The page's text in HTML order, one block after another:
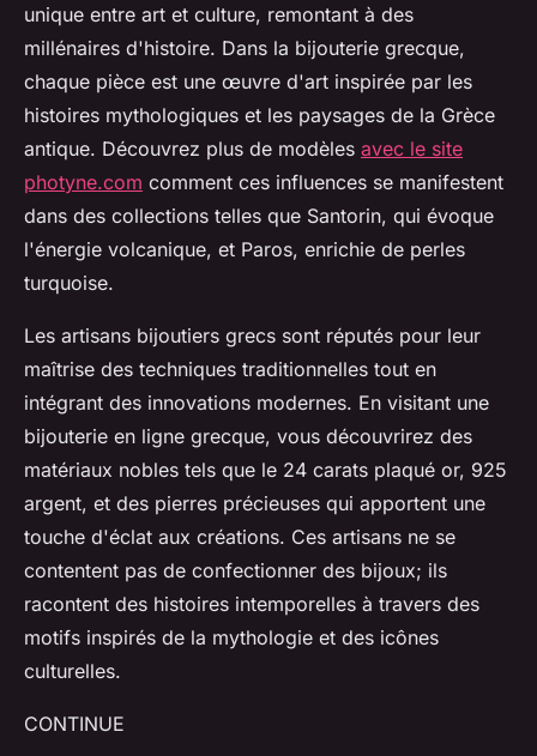
unique entre art et culture, remontant à des
millénaires d'histoire. Dans la bijouterie grecque,
chaque pièce est une œuvre d'art inspirée par les
histoires mythologiques et les paysages de la Grèce
antique. Découvrez plus de modèles avec le site
photyne.com comment ces influences se manifestent
dans des collections telles que Santorin, qui évoque
l'énergie volcanique, et Paros, enrichie de perles
turquoise.
Les artisans bijoutiers grecs sont réputés pour leur
maîtrise des techniques traditionnelles tout en
intégrant des innovations modernes. En visitant une
bijouterie en ligne grecque, vous découvrirez des
matériaux nobles tels que le 24 carats plaqué or, 925
argent, et des pierres précieuses qui apportent une
touche d'éclat aux créations. Ces artisans ne se
contentent pas de confectionner des bijoux; ils
racontent des histoires intemporelles à travers des
motifs inspirés de la mythologie et des icônes
culturelles.
CONTINUE